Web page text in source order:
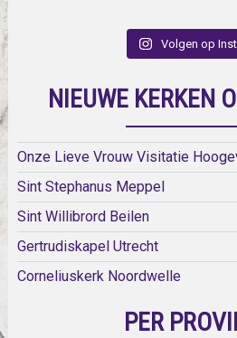
Volgen op
NIEUWE KERKEN
Onze Lieve Vrouw Visitatie
Sint Stephanus Meppel
Sint Willibrord Beilen
Gertrudiskapel Utrecht
Corneliuskerk Noordwelle
PER